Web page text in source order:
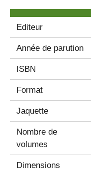
Editeur
Année de parution
ISBN
Format
Jaquette
Nombre de
volumes
Dimensions